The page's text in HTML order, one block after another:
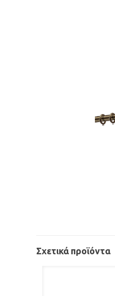
Σχετικά προϊόντα